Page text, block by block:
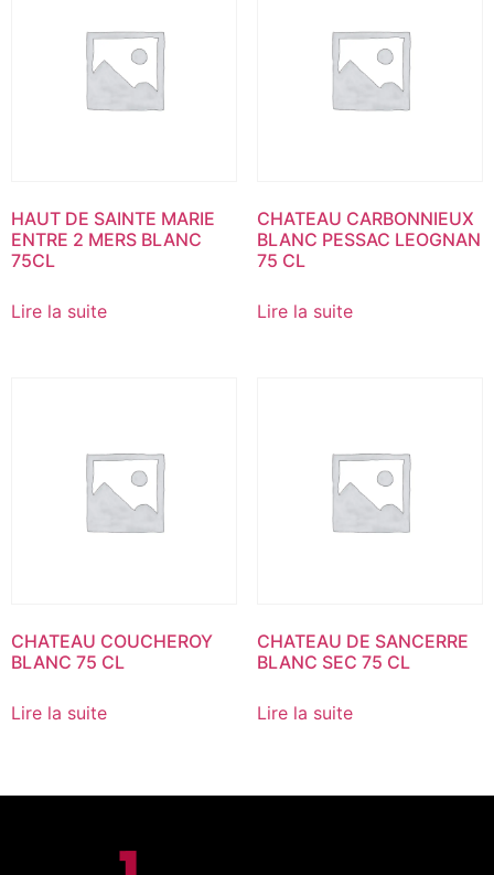
HAUT DE SAINTE MARIE
ENTRE 2 MERS BLANC
75CL
Lire la suite
CHATEAU CARBONNIEUX
BLANC PESSAC LEOGNAN
75 CL
Lire la suite
CHATEAU COUCHEROY
BLANC 75 CL
Lire la suite
CHATEAU DE SANCERRE
BLANC SEC 75 CL
Lire la suite